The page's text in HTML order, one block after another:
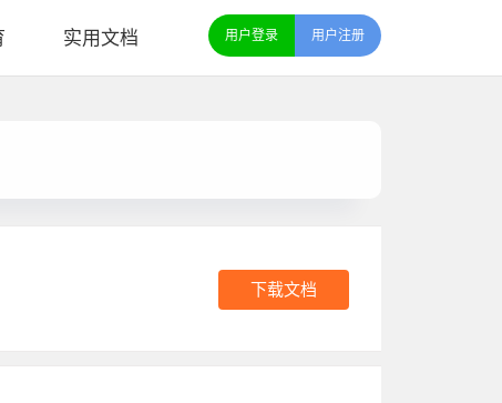
实用文档 用户登录 用户注册
下载文档